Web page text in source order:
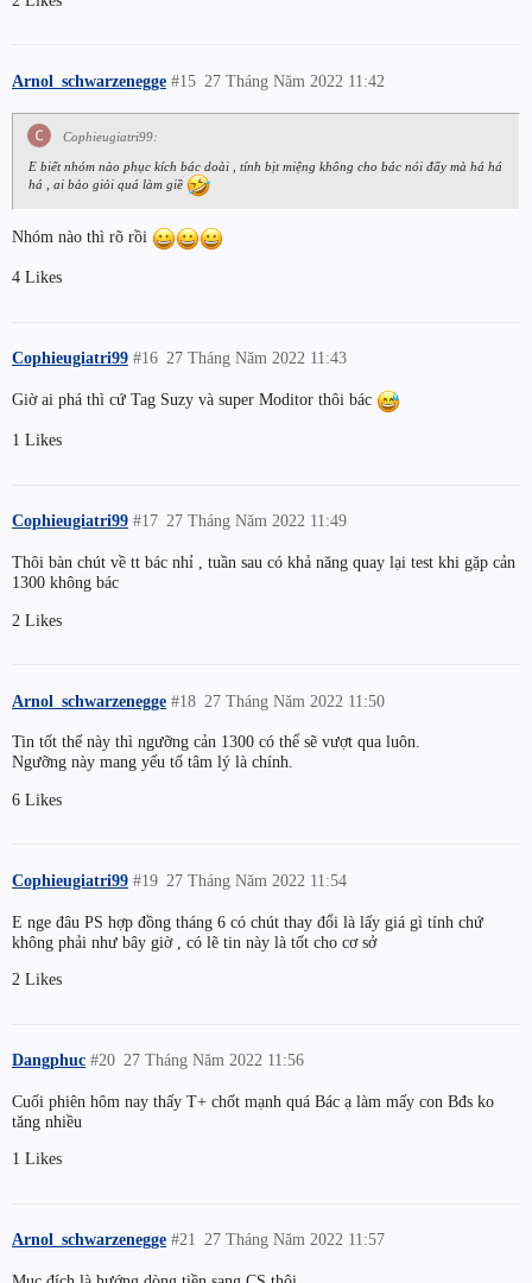
Arnol_schwarzenegge 27 Tháng Năm 2022 11:42
#15
Cophieugiatri99:
E biết nhóm nào phục kích bác doài , tính bịt miệng không cho bác nói đấy mà há há
há , ai bảo giỏi quá làm giề
Nhóm nào thì rõ rồi
4 Likes
Cophieugiatri99 27 Tháng Năm 2022 11:43
#16
Giờ ai phá thì cứ Tag Suzy và super Moditor thôi bác
1 Likes
Cophieugiatri99 27 Tháng Năm 2022 11:49
#17
Thôi bàn chút về tt bác nhỉ , tuần sau có khả năng quay lại test khi gặp cản
1300 không bác
2 Likes
Arnol_schwarzenegge 27 Tháng Năm 2022 11:50
#18
Tin tốt thế này thì ngưỡng cản 1300 có thể sẽ vượt qua luôn.
Ngưỡng này mang yếu tố tâm lý là chính.
6 Likes
Cophieugiatri99 27 Tháng Năm 2022 11:54
#19
E nge đâu PS hợp đồng tháng 6 có chút thay đổi là lấy giá gì tính chứ
không phải như bây giờ , có lẽ tin này là tốt cho cơ sở
2 Likes
Dangphuc 27 Tháng Năm 2022 11:56
#20
Cuối phiên hôm nay thấy T+ chốt mạnh quá Bác ạ làm mấy con Bđs ko
tăng nhiều
1 Likes
Arnol_schwarzenegge 27 Tháng Năm 2022 11:57
#21